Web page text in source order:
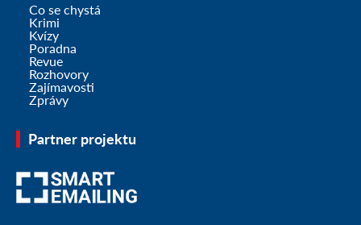
Co se chystá
Krimi
Kvízy
Poradna
Revue
Rozhovory
Zajímavosti
Zprávy
Partner projektu